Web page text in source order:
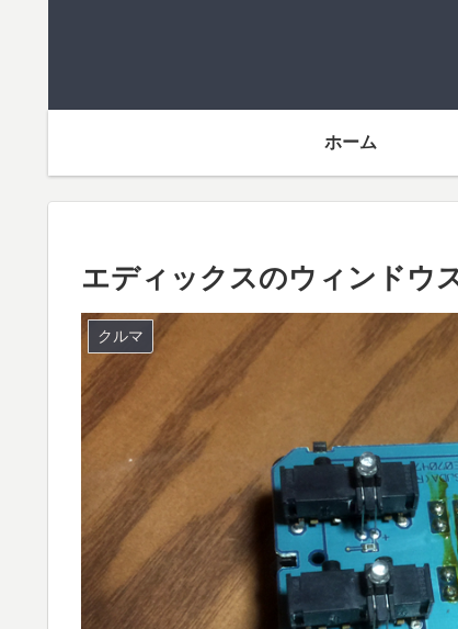
ホーム
エディックスのウィンドウ
クルマ